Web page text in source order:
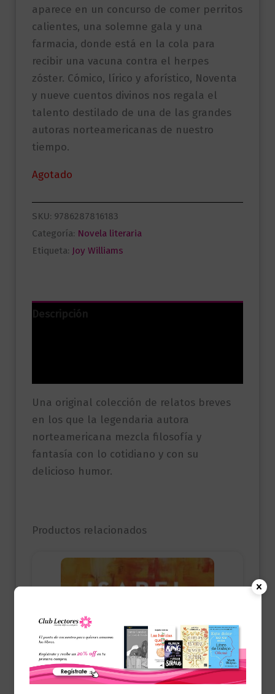
aparece en un concurso de comer perritos
calientes, una solemne gala y una
farmacia, donde está en la cola para
recibir una vacuna contra el herpes
zóster. Cómico, lírico y aforístico, Noventa
y nueve cuentos divinos nos regala el
talento destilado de una de las grandes
autoras norteamericanas de nuestro
tiempo.
Agotado
SKU: 9786287816183
Categoría: Novela literaria
Etiqueta: Joy Williams
Descripción
Una original colección de relatos breves
en los que la legendaria autora
norteamericana mezcla filosofía y
fantasía con lo cotidiano y con su
delicioso humor.
Productos relacionados